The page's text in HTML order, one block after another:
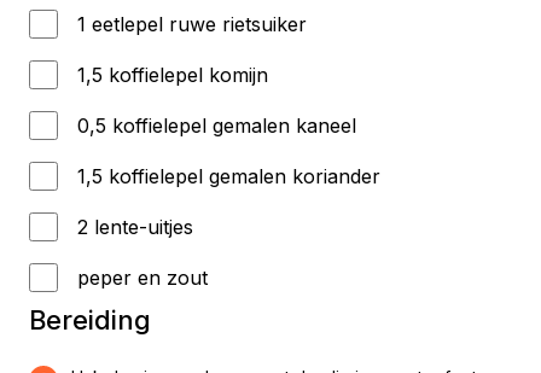
1 eetlepel ruwe rietsuiker
1,5 koffielepel komijn
0,5 koffielepel gemalen kaneel
1,5 koffielepel gemalen koriander
2 lente-uitjes
peper en zout
Bereiding